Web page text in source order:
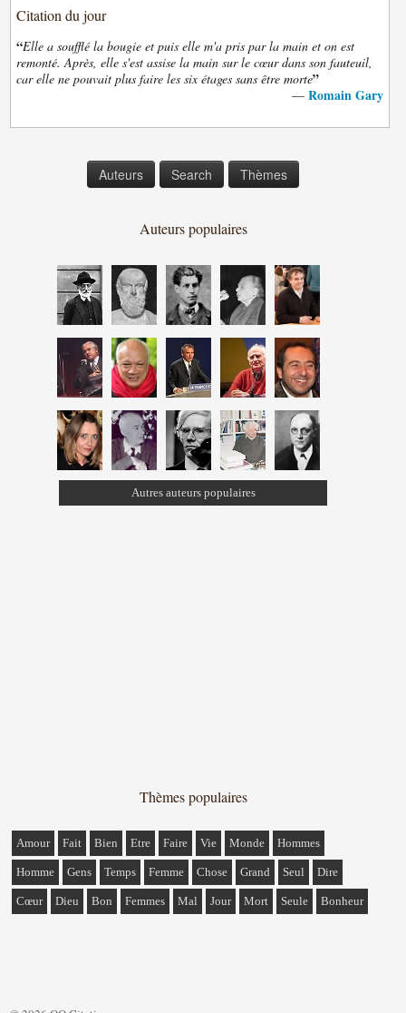
Citation du jour
“Elle a soufflé la bougie et puis elle m'a pris par la main et on est
remonté. Après, elle s'est assise la main sur le cœur dans son fauteuil,
car elle ne pouvait plus faire les six étages sans être morte”
— Romain Gary
Auteurs Search Thèmes
Auteurs populaires
Autres auteurs populaires
Thèmes populaires
Amour Fait Bien Etre Faire Vie Monde Hommes
Homme Gens Temps Femme Chose Grand Seul Dire
Cœur Dieu Bon Femmes Mal Jour Mort Seule Bonheur